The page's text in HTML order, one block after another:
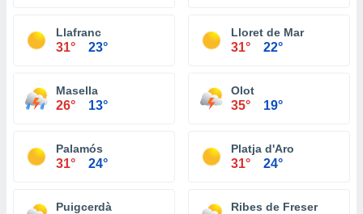
Llafranc
31° 23°
Lloret de Mar
31° 22°
Masella
26° 13°
Olot
35° 19°
Palamós
31° 24°
Platja d'Aro
31° 24°
Puigcerdà Ribes de Freser